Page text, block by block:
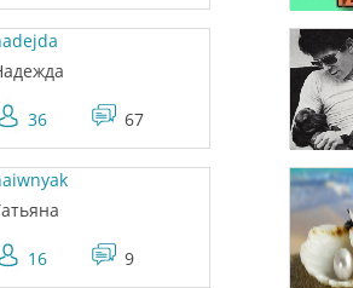
36 67
16 9